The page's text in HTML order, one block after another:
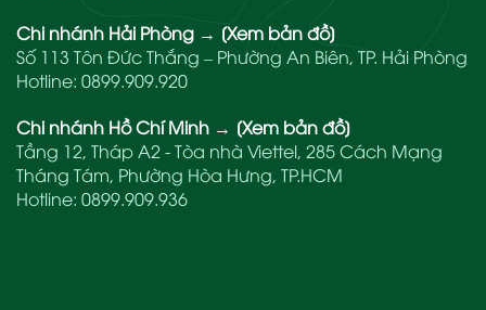
Chi nhánh Hải Phòng → [Xem bản đồ]
Số 113 Tôn Đức Thắng – Phường An Biên, TP. Hải Phòng
Hotline: 0899.909.920
Chi nhánh Hồ Chí Minh → [Xem bản đồ]
Tầng 12, Tháp A2 - Tòa nhà Viettel, 285 Cách Mạng
Tháng Tám, Phường Hòa Hưng, TP.HCM
Hotline: 0899.909.936